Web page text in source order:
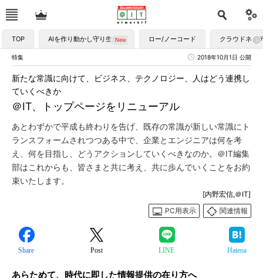
TOP AIを作り動かし守り生かす ロー/ノーコード クラウドネイ
特集 2018年10月1日 公開
＠IT、トップページをリニューアル
新たな常識に向けて、ビジネス、テクノロジー、人はどう連携し
ていくべきか
あとわずかで平成も終わりを告げ、既存の常識が新しい常識にト
ランスフォームされつつある中で、企業とエンジニアは何を考
え、何を目指し、どうアクションしていくべきなのか。＠IT編集
部はこれからも、皆さまと共に考え、共に歩んでいくことをお約
束いたします。
[内野宏信,＠IT]
PC用表示
関連情報
Share Post LINE Hatena
あらためて、時代に即した情報提供の在り方へ